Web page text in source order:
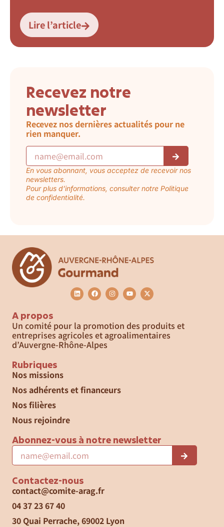
Lire l’article
Recevez notre
newsletter
Recevez nos dernières actualités pour ne
rien manquer.
En vous abonnant, vous acceptez de recevoir nos
newsletters.
Pour plus d’informations, consulter notre Politique
de confidentialité.
A propos
Un comité pour la promotion des produits et
entreprises agricoles et agroalimentaires
d’Auvergne-Rhône-Alpes
Rubriques
Nos missions
Nos adhérents et financeurs
Nos filières
Nous rejoindre
Abonnez-vous à notre newsletter
Contactez-nous
contact@comite-arag.fr
04 37 23 67 40
30 Quai Perrache, 69002 Lyon